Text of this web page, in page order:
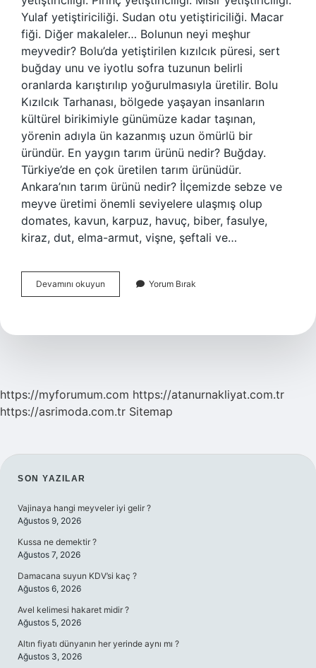
Yulaf yetiştiriciliği. Sudan otu yetiştiriciliği. Macar
fiği. Diğer makaleler… Bolunun neyi meşhur
meyvedir? Bolu’da yetiştirilen kızılcık püresi, sert
buğday unu ve iyotlu sofra tuzunun belirli
oranlarda karıştırılıp yoğurulmasıyla üretilir. Bolu
Kızılcık Tarhanası, bölgede yaşayan insanların
kültürel birikimiyle günümüze kadar taşınan,
yörenin adıyla ün kazanmış uzun ömürlü bir
üründür. En yaygın tarım ürünü nedir? Buğday.
Türkiye’de en çok üretilen tarım ürünüdür.
Ankara’nın tarım ürünü nedir? İlçemizde sebze ve
meyve üretimi önemli seviyelere ulaşmış olup
domates, kavun, karpuz, havuç, biber, fasulye,
kiraz, dut, elma-armut, vişne, şeftali ve…
Devamını okuyun Bolunun
Tarım
Yorum Bırak
https://myforumum.com https://atanurnakliyat.com.tr
https://asrimoda.com.tr Sitemap
SIDEBAR
SON YAZILAR
Vajinaya hangi meyveler iyi gelir ?
Ağustos 9, 2026
Kussa ne demektir ?
Ağustos 7, 2026
Damacana suyun KDV’si kaç ?
Ağustos 6, 2026
Avel kelimesi hakaret midir ?
Ağustos 5, 2026
Altın fiyatı dünyanın her yerinde aynı mı ?
Ağustos 3, 2026